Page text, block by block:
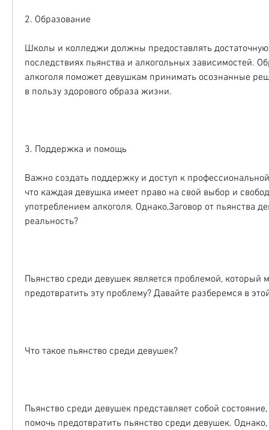
2. Образование
Школы и колледжи должны предоставлять
последствиях пьянства и алкогольных зависимостей.
алкоголя поможет девушкам принимать осознанные
в пользу здорового образа жизни.
3. Поддержка и помощь
Важно создать поддержку и доступ к
что каждая девушка имеет право на свой выбор и
употреблением алкоголя. Однако,Заговор от пьянства
реальность?
Пьянство среди девушек является проблемой, который
предотвратить эту проблему? Давайте разберемся в
Что такое пьянство среди девушек?
Пьянство среди девушек представляет собой
помочь предотвратить пьянство среди девушек.